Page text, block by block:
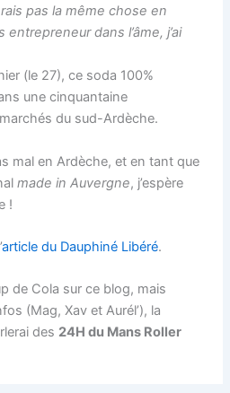
pas la même chose en
dans l’âme, j’ai
(le 27), ce soda 100%
une cinquantaine
du sud-Ardèche.
mal en Ardèche, et en tant que
made in Auvergne, j’espère
!
article du Dauphiné Libéré.
de Cola sur ce blog, mais
(Mag, Xav et Aurél’), la
des 24H du Mans Roller